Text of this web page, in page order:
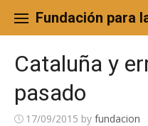
content
Fundación para
Cataluña y
pasado
17/09/2015 by fundacion